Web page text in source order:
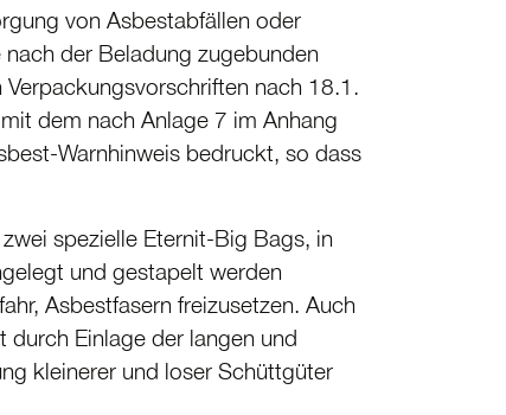
von Asbest­ab­fällen oder
der Beladung zugebunden
nach 18.1.
dem nach Anlage 7 im Anhang
Warnhinweis bedruckt, so dass
spezielle Eternit-Big Bags, in
und gestapelt werden
Asbest­fasern freizu­setzen. Auch
Einlage der langen und
kleinerer und loser Schüttgüter